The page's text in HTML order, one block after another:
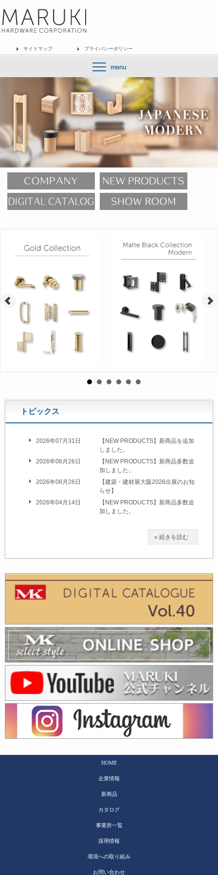
サイトマップ プライバシーポリシー
トピックス
2026年07月31日
【NEW PRODUCTS】新商品を追加
しました。
2026年06月26日
【NEW PRODUCTS】新商品多数追
加しました。
2026年06月26日
【建築・建材展大阪2026出展のお知
らせ】
2026年04月14日
【NEW PRODUCTS】新商品多数追
加しました。
» 続きを読む
HOME
企業情報
新商品
カタログ
事業所一覧
採用情報
環境への取り組み
お問い合わせ